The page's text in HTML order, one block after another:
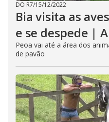
DO R7/15/12/2022
Bia visita as
e se despede |
Peoa vai até a área dos
de pavão